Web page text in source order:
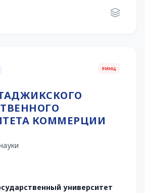
РИНЦ
КОММЕРЦИИ
университет